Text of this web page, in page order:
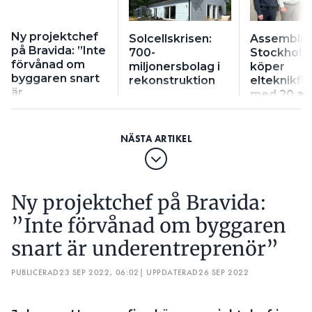
Ny projektchef
på Bravida: ”Inte
förvånad om
byggaren snart
är
underentreprenör”
Solcellskrisen:
700-
miljonersbolag i
rekonstruktion
köper
med 20
Ny projektchef på Bravida:
”Inte förvånad om byggaren
snart är underentreprenör”
PUBLICERAD23 SEP 2022, 06:02 | UPPDATERAD26 SEP 2022